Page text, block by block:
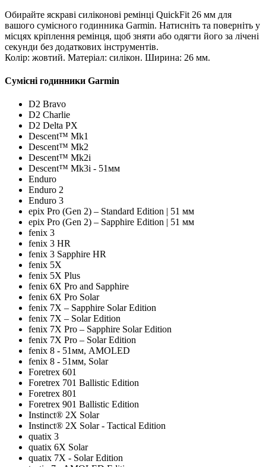
Обирайте яскраві силіконові ремінці QuickFit 26 мм для
вашого сумісного годинника Garmin. Натисніть та поверніть у
місцях кріплення ремінця, щоб зняти або одягти його за лічені
секунди без додаткових інструментів.
Колір: жовтий. Матеріал: силікон. Ширина: 26 мм.
Сумісні годинники Garmin
D2 Bravo
D2 Charlie
D2 Delta PX
Descent™ Mk1
Descent™ Mk2
Descent™ Mk2i
Descent™ Mk3i - 51мм
Enduro
Enduro 2
Enduro 3
epix Pro (Gen 2) – Standard Edition | 51 мм
epix Pro (Gen 2) – Sapphire Edition | 51 мм
fenix 3
fenix 3 HR
fenix 3 Sapphire HR
fenix 5X
fenix 5X Plus
fenix 6X Pro and Sapphire
fenix 6X Pro Solar
fenix 7X – Sapphire Solar Edition
fenix 7X – Solar Edition
fenix 7X Pro – Sapphire Solar Edition
fenix 7X Pro – Solar Edition
fenix 8 - 51мм, AMOLED
fenix 8 - 51мм, Solar
Foretrex 601
Foretrex 701 Ballistic Edition
Foretrex 801
Foretrex 901 Ballistic Edition
Instinct® 2X Solar
Instinct® 2X Solar - Tactical Edition
quatix 3
quatix 6X Solar
quatix 7X - Solar Edition